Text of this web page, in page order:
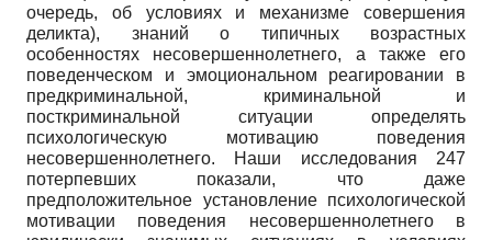
очередь, об условиях и механизме совершения
деликта), знаний о типичных возрастных
особенностях несовершеннолетнего, а также его
поведенческом и эмоциональном реагировании в
предкриминальной, криминальной и
посткриминальной ситуации определять
психологическую мотивацию поведения
несовершеннолетнего. Наши исследования 247
потерпевших показали, что даже
предположительное установление психологической
мотивации поведения несовершеннолетнего в